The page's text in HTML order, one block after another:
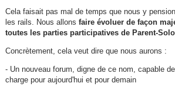
Cela faisait pas mal de temps que nous y
les rails. Nous allons faire évoluer de façon
toutes les parties participatives de Parent-Solo
Concrètement, cela veut dire que nous aurons :
- Un nouveau forum, digne de ce nom, capable
charge pour aujourd'hui et pour demain